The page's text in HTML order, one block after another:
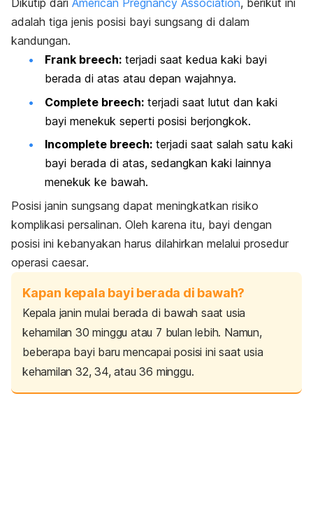
Dikutip dari American Pregnancy Association, berikut ini
adalah tiga jenis posisi bayi sungsang di dalam
kandungan.
Frank breech: terjadi saat kedua kaki bayi
berada di atas atau depan wajahnya.
Complete breech: terjadi saat lutut dan kaki
bayi menekuk seperti posisi berjongkok.
Incomplete breech: terjadi saat salah satu kaki
bayi berada di atas, sedangkan kaki lainnya
menekuk ke bawah.
Posisi janin sungsang dapat meningkatkan risiko
komplikasi persalinan. Oleh karena itu, bayi dengan
posisi ini kebanyakan harus dilahirkan melalui prosedur
operasi caesar.
Kapan kepala bayi berada di bawah?
Kepala janin mulai berada di bawah saat usia
kehamilan 30 minggu atau 7 bulan lebih. Namun,
beberapa bayi baru mencapai posisi ini saat usia
kehamilan 32, 34, atau 36 minggu.